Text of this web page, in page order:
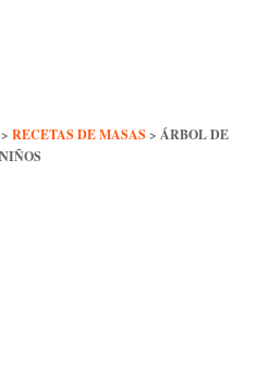
> RECETAS DE MASAS > ÁRBOL DE